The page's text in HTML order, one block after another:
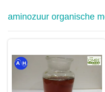
aminozuur organische